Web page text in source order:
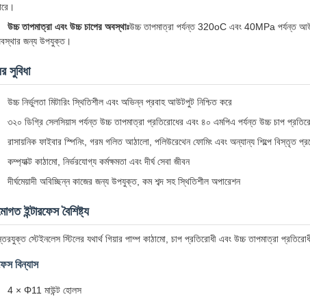
উচ্চ তাপমাত্রা এবং উচ্চ চাপের অবস্থাঃউচ্চ তাপমাত্রা পর্যন্ত 320oC এবং 40MPa পর্যন্ত
জন্য উপযুক্ত।
সুবিধা
উচ্চ নির্ভুলতা মিটারিং স্থিতিশীল এবং অভিন্ন প্রবাহ আউটপুট নিশ্চিত করে
৩২০ ডিগ্রি সেলসিয়াস পর্যন্ত উচ্চ তাপমাত্রা প্রতিরোধের এবং ৪০ এমপিএ পর্যন্ত উচ্চ চাপ
রাসায়নিক ফাইবার স্পিনিং, গরম গলিত আঠালো, পলিউরেথেন ফোমিং এবং অন্যান্য শিল্পে বিস্তৃত
কম্প্যাক্ট কাঠামো, নির্ভরযোগ্য কর্মক্ষমতা এবং দীর্ঘ সেবা জীবন
দীর্ঘমেয়াদী অবিচ্ছিন্ন কাজের জন্য উপযুক্ত, কম শব্দ সহ স্থিতিশীল অপারেশন
ইন্টারফেস বৈশিষ্ট্য
স্তরযুক্ত স্টেইনলেস স্টিলের যথার্থ গিয়ার পাম্প কাঠামো, চাপ প্রতিরোধী এবং উচ্চ তাপমাত্রা
বিন্যাস
4 × Φ11 মাউন্ট হোলস